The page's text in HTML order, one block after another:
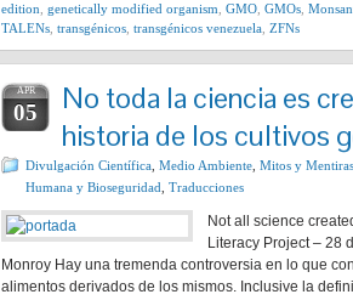
edition genetically modified organism GMO GMOs
TALENs transgénicos transgénicos venezuela ZFNs
APR
05
No toda la ciencia es
historia de los cultivos
Divulgación Científica Medio Ambiente Mitos y Mentiras
Humana y Bioseguridad Traducciones
Not all science
Literacy Project – 28
Monroy Hay una tremenda controversia en lo que
alimentos derivados de los mismos. Inclusive la